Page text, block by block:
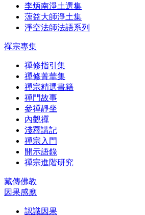
李炳南淨土選集
蕅益大師淨土集
淨空法師法語系列
禪宗專集
禪修指引集
禪修菁華集
禪宗精選書籍
禪門故事
參禪靜坐
內觀禪
淺釋講記
禪宗入門
開示語錄
禪宗進階研究
藏傳佛教
因果感應
認識因果